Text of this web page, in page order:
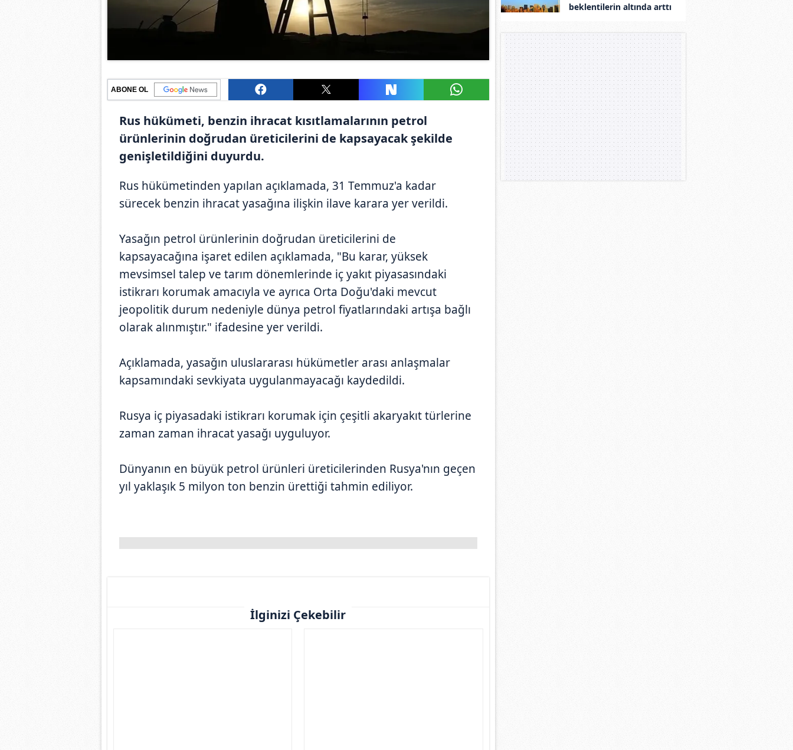
ABONE OL
Rus hükümeti, benzin ihracat kısıtlamalarının petrol
ürünlerinin doğrudan üreticilerini de kapsayacak şekilde
genişletildiğini duyurdu.
Rus hükümetinden yapılan açıklamada, 31 Temmuz'a kadar
sürecek benzin ihracat yasağına ilişkin ilave karara yer verildi.
Yasağın petrol ürünlerinin doğrudan üreticilerini de
kapsayacağına işaret edilen açıklamada, "Bu karar, yüksek
mevsimsel talep ve tarım dönemlerinde iç yakıt piyasasındaki
istikrarı korumak amacıyla ve ayrıca Orta Doğu'daki mevcut
jeopolitik durum nedeniyle dünya petrol fiyatlarındaki artışa bağlı
olarak alınmıştır." ifadesine yer verildi.
Açıklamada, yasağın uluslararası hükümetler arası anlaşmalar
kapsamındaki sevkiyata uygulanmayacağı kaydedildi.
Rusya iç piyasadaki istikrarı korumak için çeşitli akaryakıt türlerine
zaman zaman ihracat yasağı uyguluyor.
Dünyanın en büyük petrol ürünleri üreticilerinden Rusya'nın geçen
yıl yaklaşık 5 milyon ton benzin ürettiği tahmin ediliyor.
İlginizi Çekebilir
beklentilerin altında arttı